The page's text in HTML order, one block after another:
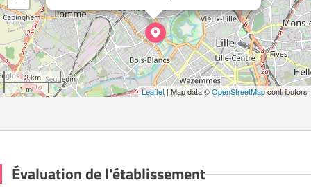
2 km
1 mi
Leaflet| Map data ©OpenStreetMapcontributors
Évaluation de l'établissement